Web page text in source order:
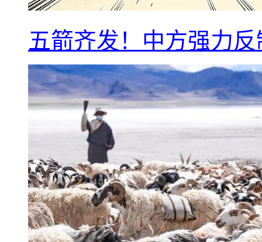
五箭齐发！中方强力